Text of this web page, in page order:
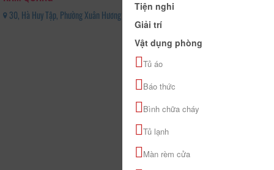
30, Hà Huy Tập, Phường Xuân Hương - Đà Lạt, Tỉnh Lâm Đồng - 0263 3823 783
(0 Đánh giá)
Tiện nghi
Giải trí
Vật dụng phòng
Tủ áo
Báo thức
Bình chữa cháy
Tủ lạnh
Màn rèm cửa